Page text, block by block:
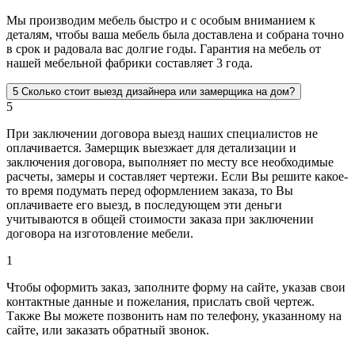
Мы производим мебель быстро и с особым вниманием к
деталям, чтобы ваша мебель была доставлена и собрана точно
в срок и радовала вас долгие годы. Гарантия на мебель от
нашей мебельной фабрики составляет 3 года.
5 Сколько стоит выезд дизайнера или замерщика на дом?
5
При заключении договора выезд наших специалистов не
оплачивается. Замерщик выезжает для детализации и
заключения договора, выполняет по месту все необходимые
расчеты, замеры и составляет чертежи. Если Вы решите какое-
то время подумать перед оформлением заказа, то Вы
оплачиваете его выезд, в последующем эти деньги
учитываются в общей стоимости заказа при заключении
договора на изготовление мебели.
1
Чтобы оформить заказ, заполните форму на сайте, указав свои
контактные данные и пожелания, прислать свой чертеж.
Также Вы можете позвонить нам по телефону, указанному на
сайте, или заказать обратный звонок.